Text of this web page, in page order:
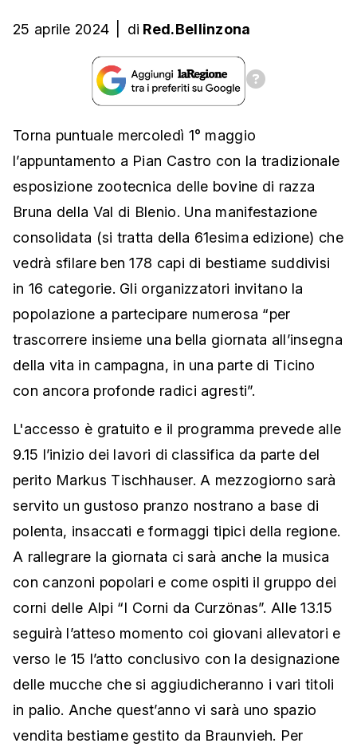
25 aprile 2024 di Red.Bellinzona
Torna puntuale mercoledì 1° maggio
l’appuntamento a Pian Castro con la tradizionale
esposizione zootecnica delle bovine di razza
Bruna della Val di Blenio. Una manifestazione
consolidata (si tratta della 61esima edizione) che
vedrà sfilare ben 178 capi di bestiame suddivisi
in 16 categorie. Gli organizzatori invitano la
popolazione a partecipare numerosa “per
trascorrere insieme una bella giornata all’insegna
della vita in campagna, in una parte di Ticino
con ancora profonde radici agresti”.
L'accesso è gratuito e il programma prevede alle
9.15 l’inizio dei lavori di classifica da parte del
perito Markus Tischhauser. A mezzogiorno sarà
servito un gustoso pranzo nostrano a base di
polenta, insaccati e formaggi tipici della regione.
A rallegrare la giornata ci sarà anche la musica
con canzoni popolari e come ospiti il gruppo dei
corni delle Alpi “I Corni da Curzönas”. Alle 13.15
seguirà l’atteso momento coi giovani allevatori e
verso le 15 l’atto conclusivo con la designazione
delle mucche che si aggiudicheranno i vari titoli
in palio. Anche quest’anno vi sarà uno spazio
vendita bestiame gestito da Braunvieh. Per